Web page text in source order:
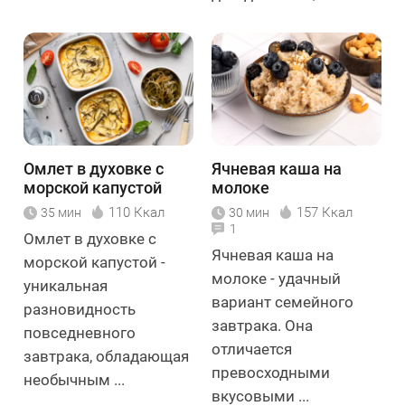
Омлет в духовке с
морской капустой
35 мин 110 Ккал
Омлет в духовке с
морской капустой -
уникальная
разновидность
повседневного
завтрака, обладающая
необычным ...
Ячневая каша на
молоке
30 мин 157 Ккал
1
Ячневая каша на
молоке - удачный
вариант семейного
завтрака. Она
отличается
превосходными
вкусовыми ...